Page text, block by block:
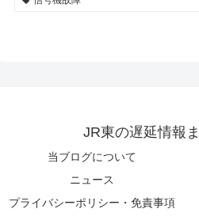
JR東の遅延情報
当ブログについて
ニュース
プライバシーポリシー・免責事項